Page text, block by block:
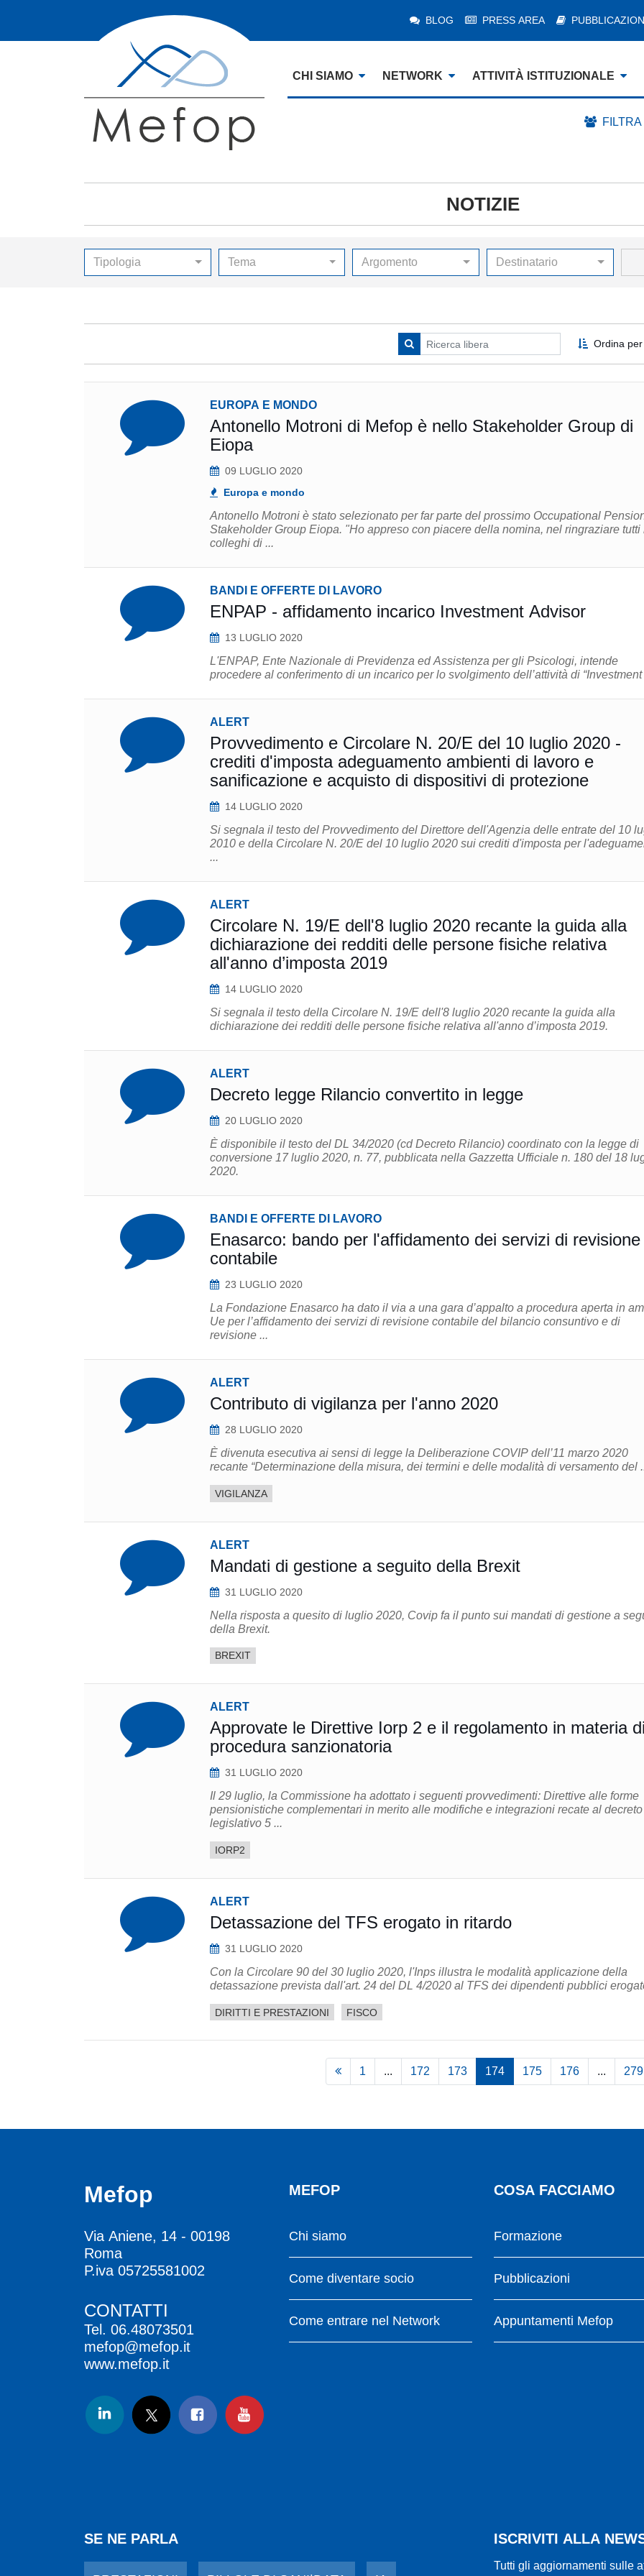
BLOG PRESS AREA
CHI SIAMO NETWORK ATTIVITÀ ISTITUZIONALE
NOTIZIE
Tipologia Tema Argomento Destinatario
Ordina
EUROPA E MONDO
Antonello Motroni di Mefop è nello Stakeholder Group di
Eiopa
09 LUGLIO 2020
Europa e mondo
Antonello Motroni è stato selezionato per far parte del prossimo Occupational
Stakeholder Group Eiopa. "Ho appreso con piacere della nomina, nel ringraziare tutti i
colleghi di ...
BANDI E OFFERTE DI LAVORO
ENPAP - affidamento incarico Investment Advisor
13 LUGLIO 2020
L'ENPAP, Ente Nazionale di Previdenza ed Assistenza per gli Psicologi, intende
procedere al conferimento di un incarico per lo svolgimento dell’attività di “Investment
ALERT
Provvedimento e Circolare N. 20/E del 10 luglio 2020 -
crediti d'imposta adeguamento ambienti di lavoro e
sanificazione e acquisto di dispositivi di protezione
14 LUGLIO 2020
Si segnala il testo del Provvedimento del Direttore dell'Agenzia delle entrate del 10
2010 e della Circolare N. 20/E del 10 luglio 2020 sui crediti d'imposta per
...
ALERT
Circolare N. 19/E dell'8 luglio 2020 recante la guida alla
dichiarazione dei redditi delle persone fisiche relativa
all'anno d’imposta 2019
14 LUGLIO 2020
Si segnala il testo della Circolare N. 19/E dell'8 luglio 2020 recante la guida alla
ALERT
Decreto legge Rilancio convertito in legge
20 LUGLIO 2020
È disponibile il testo del DL 34/2020 (cd Decreto Rilancio) coordinato con la legge di
conversione 17 luglio 2020, n. 77, pubblicata nella Gazzetta Ufficiale n. 180 del 18
2020.
BANDI E OFFERTE DI LAVORO
Enasarco: bando per l'affidamento dei servizi di revisione
contabile
23 LUGLIO 2020
La Fondazione Enasarco ha dato il via a una gara d’appalto a procedura aperta in
Ue per l’affidamento dei servizi di revisione contabile del bilancio consuntivo e di
revisione ...
ALERT
Contributo di vigilanza per l'anno 2020
28 LUGLIO 2020
È divenuta esecutiva ai sensi di legge la Deliberazione COVIP dell’11 marzo 2020
recante “Determinazione della misura, dei termini e delle modalità di versamento del
VIGILANZA
ALERT
Mandati di gestione a seguito della Brexit
31 LUGLIO 2020
Nella risposta a quesito di luglio 2020, Covip fa il punto sui mandati di gestione a
della Brexit.
BREXIT
ALERT
Approvate le Direttive Iorp 2 e il regolamento in materia
procedura sanzionatoria
31 LUGLIO 2020
Il 29 luglio, la Commissione ha adottato i seguenti provvedimenti: Direttive alle forme
pensionistiche complementari in merito alle modifiche e integrazioni recate al decreto
legislativo 5 ...
IORP2
ALERT
Detassazione del TFS erogato in ritardo
31 LUGLIO 2020
Con la Circolare 90 del 30 luglio 2020, l'Inps illustra le modalità applicazione della
detassazione prevista dall'art. 24 del DL 4/2020 al TFS dei dipendenti pubblici
DIRITTI E PRESTAZIONI FISCO
1 ... 172 173 174 175 176 ... 279
Mefop
Via Aniene, 14 - 00198
Roma
P.iva 05725581002
CONTATTI
Tel. 06.48073501
mefop@mefop.it
www.mefop.it
MEFOP
Chi siamo
Come diventare socio
Come entrare nel Network
COSA FACCIAMO
Formazione
Pubblicazioni
Appuntamenti Mefop
SE NE PARLA ISCRIVITI ALLA
Tutti gli aggiornamenti sulle